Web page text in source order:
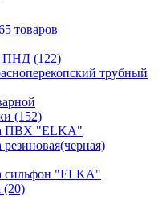
товаров
ПНД (122)
трубный
(152)
ПВХ "ELKA"
сильфон "ELKA"
(20)